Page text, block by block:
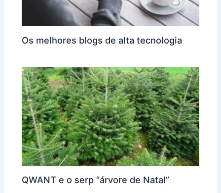
Os melhores blogs de alta tecnologia
QWANT e o serp “árvore de Natal”